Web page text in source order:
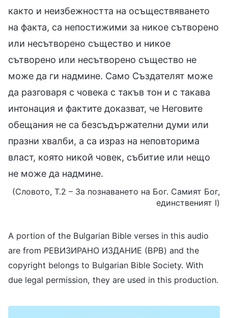
както и неизбежността на осъществяването
на факта, са непостижими за никое сътворено
или несътворено същество и никое
сътворено или несътворено същество не
може да ги надмине. Само Създателят може
да разговаря с човека с такъв тон и с такава
интонация и фактите доказват, че Неговите
обещания не са безсъдържателни думи или
празни хвалби, а са израз на неповторима
власт, която никой човек, събитие или нещо
не може да надмине.
(Словото, Т.2 – За познаването на Бог. Самият Бог,
единственият I)
A portion of the Bulgarian Bible verses in this audio
are from РЕВИЗИРАНО ИЗДАНИЕ (BPB) and the
copyright belongs to Bulgarian Bible Society. With
due legal permission, they are used in this production.